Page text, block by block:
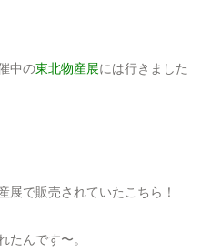
中の東北物産展には行きました
展で販売されていたこちら！
たんです〜。